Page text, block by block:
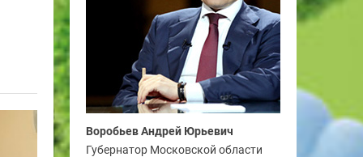
Воробьев Андрей Юрьевич
Губернатор Московской области